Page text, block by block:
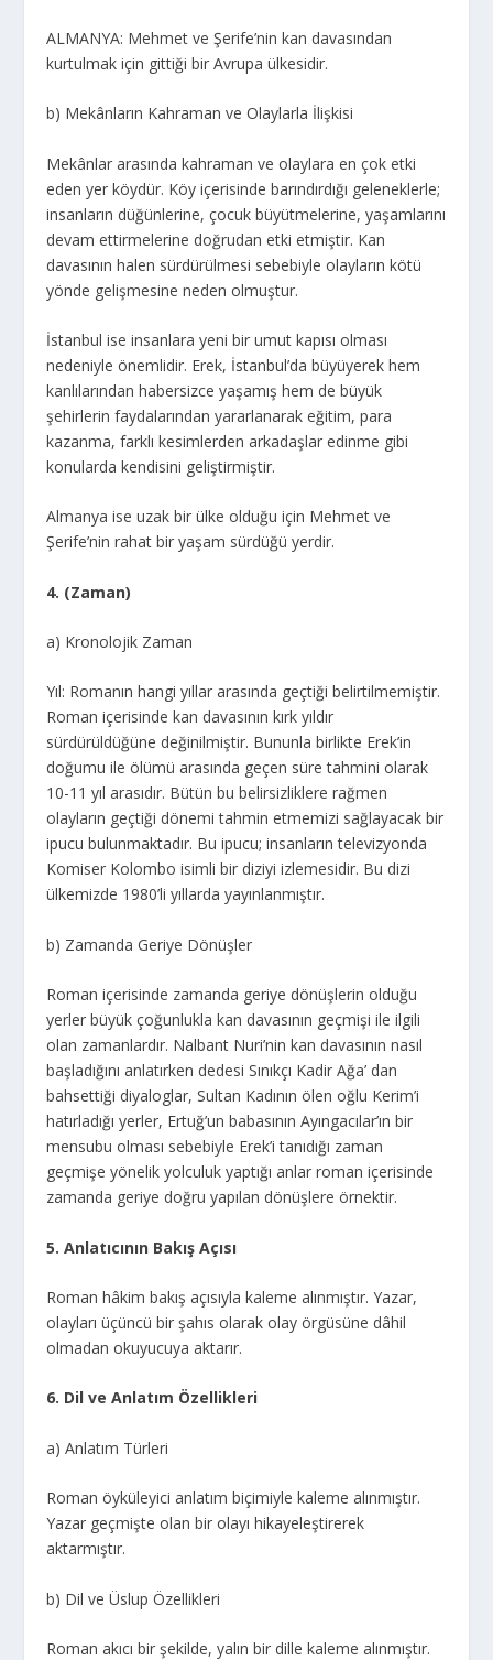
ALMANYA: Mehmet ve Şerife’nin kan davasından
kurtulmak için gittiği bir Avrupa ülkesidir.
b) Mekânların Kahraman ve Olaylarla İlişkisi
Mekânlar arasında kahraman ve olaylara en çok etki
eden yer köydür. Köy içerisinde barındırdığı geleneklerle;
insanların düğünlerine, çocuk büyütmelerine, yaşamlarını
devam ettirmelerine doğrudan etki etmiştir. Kan
davasının halen sürdürülmesi sebebiyle olayların kötü
yönde gelişmesine neden olmuştur.
İstanbul ise insanlara yeni bir umut kapısı olması
nedeniyle önemlidir. Erek, İstanbul’da büyüyerek hem
kanlılarından habersizce yaşamış hem de büyük
şehirlerin faydalarından yararlanarak eğitim, para
kazanma, farklı kesimlerden arkadaşlar edinme gibi
konularda kendisini geliştirmiştir.
Almanya ise uzak bir ülke olduğu için Mehmet ve
Şerife’nin rahat bir yaşam sürdüğü yerdir.
4. (Zaman)
a) Kronolojik Zaman
Yıl: Romanın hangi yıllar arasında geçtiği belirtilmemiştir.
Roman içerisinde kan davasının kırk yıldır
sürdürüldüğüne değinilmiştir. Bununla birlikte Erek’in
doğumu ile ölümü arasında geçen süre tahmini olarak
10-11 yıl arasıdır. Bütün bu belirsizliklere rağmen
olayların geçtiği dönemi tahmin etmemizi sağlayacak bir
ipucu bulunmaktadır. Bu ipucu; insanların televizyonda
Komiser Kolombo isimli bir diziyi izlemesidir. Bu dizi
ülkemizde 1980’li yıllarda yayınlanmıştır.
b) Zamanda Geriye Dönüşler
Roman içerisinde zamanda geriye dönüşlerin olduğu
yerler büyük çoğunlukla kan davasının geçmişi ile ilgili
olan zamanlardır. Nalbant Nuri’nin kan davasının nasıl
başladığını anlatırken dedesi Sınıkçı Kadir Ağa’ dan
bahsettiği diyaloglar, Sultan Kadının ölen oğlu Kerim’i
hatırladığı yerler, Ertuğ’un babasının Ayıngacılar’ın bir
mensubu olması sebebiyle Erek’i tanıdığı zaman
geçmişe yönelik yolculuk yaptığı anlar roman içerisinde
zamanda geriye doğru yapılan dönüşlere örnektir.
5. Anlatıcının Bakış Açısı
Roman hâkim bakış açısıyla kaleme alınmıştır. Yazar,
olayları üçüncü bir şahıs olarak olay örgüsüne dâhil
olmadan okuyucuya aktarır.
6. Dil ve Anlatım Özellikleri
a) Anlatım Türleri
Roman öyküleyici anlatım biçimiyle kaleme alınmıştır.
Yazar geçmişte olan bir olayı hikayeleştirerek
aktarmıştır.
b) Dil ve Üslup Özellikleri
Roman akıcı bir şekilde, yalın bir dille kaleme alınmıştır.